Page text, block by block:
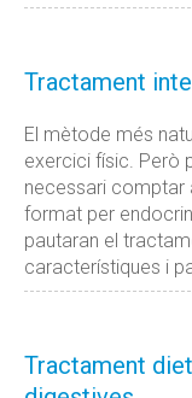
Tractament
El mètode més
exercici físic. Però
necessari comptar
format per
pautaran el
característiques i
Tractament